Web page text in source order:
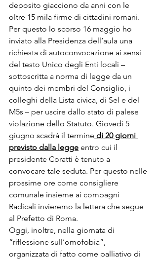
deposito giacciono da anni con le
oltre 15 mila firme di cittadini romani.
Per questo lo scorso 16 maggio ho
inviato alla Presidenza dell’aula una
richiesta di autoconvocazione ai sensi
del testo Unico degli Enti locali –
sottoscritta a norma di legge da un
quinto dei membri del Consiglio, i
colleghi della Lista civica, di Sel e del
M5s – per uscire dallo stato di palese
violazione dello Statuto. Giovedì 5
giugno scadrà il termine di 20 giorni
previsto dalla legge entro cui il
presidente Coratti è tenuto a
convocare tale seduta. Per questo nelle
prossime ore come consigliere
comunale insieme ai compagni
Radicali invieremo la lettera che segue
al Prefetto di Roma.
Oggi, inoltre, nella giornata di
“riflessione sull’omofobia”,
organizzata di fatto come palliativo di